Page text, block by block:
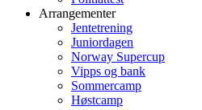
Arrangementer
Jentetrening
Juniordagen
Norway Supercup
Vipps og bank
Sommercamp
Høstcamp